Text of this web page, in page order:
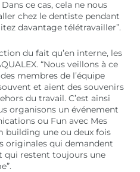
ce cas, cela ne nous
chez le dentiste pendant
davantage télétravailler”.
du fait qu’en interne, les
“Nous veillons à ce
membres de l’équipe
et aient des souvenirs
du travail. C’est ainsi
organisons un événement
ou Fun avec Mes
building une ou deux fois
originales qui demandent
qui restent toujours une